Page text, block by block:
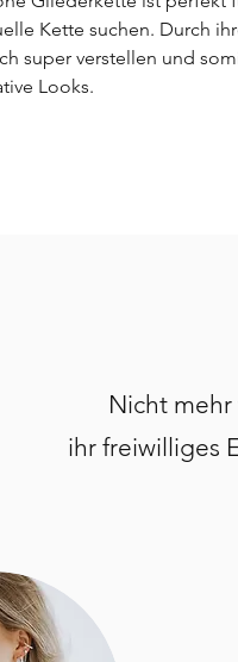
Kette suchen. Durch
super verstellen und
Looks.
Nicht
ihr freiwilliges